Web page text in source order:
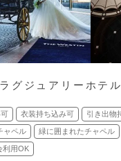
グジュアリーホテル
衣装持ち込み可 引き出物
ャペル 緑に囲まれたチャペル
利用OK